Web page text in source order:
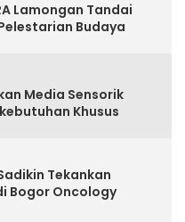
Lamongan Tandai
Budaya
Media Sensorik
Khusus
Tekankan
Bogor Oncology